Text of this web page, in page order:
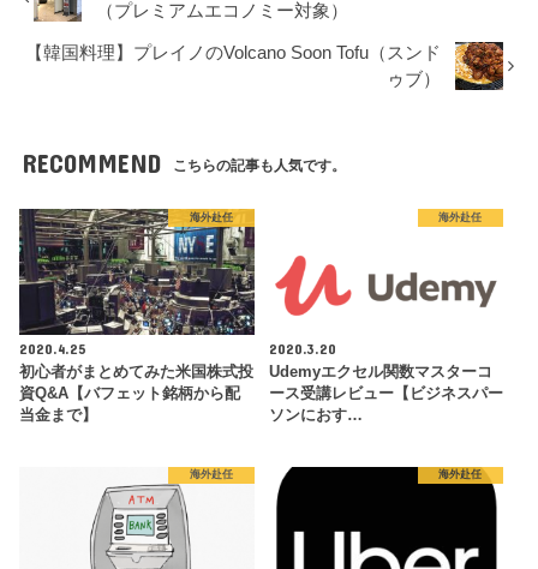
（プレミアムエコノミー対象）
【韓国料理】プレイノのVolcano Soon Tofu（スンド
ゥブ）
RECOMMEND こちらの記事も人気です。
海外赴任
2020.4.25
初心者がまとめてみた米国株式投
資Q&A【バフェット銘柄から配
当金まで】
海外赴任
2020.3.20
Udemyエクセル関数マスターコ
ース受講レビュー【ビジネスパー
ソンにおす…
海外赴任 海外赴任